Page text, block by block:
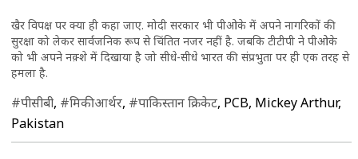
खैर विपक्ष पर क्या ही कहा जाए. मोदी सरकार भी पीओके में अपने नागरिकों की
सुरक्षा को लेकर सार्वजनिक रूप से चिंतित नजर नहीं है. जबकि टीटीपी ने पीओके
को भी अपने नक़्शे में दिखाया है जो सीधे-सीधे भारत की संप्रभुता पर ही एक तरह से
हमला है.
#पीसीबी, #मिकी आर्थर, #पाकिस्तान क्रिकेट, PCB, Mickey Arthur,
Pakistan